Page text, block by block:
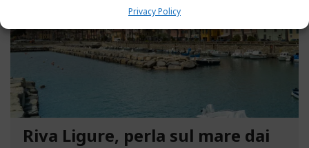
Privacy Policy
Riva Ligure, perla sul mare dai